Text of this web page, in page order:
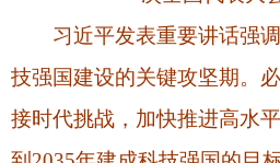
李强主持 赵乐际王沪宁蔡奇李希
奖励决定